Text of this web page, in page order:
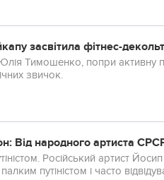
засвітила фітнес-
Тимошенко, попри активну
звичок.
Від народного артиста
Російський артист
путіністом і часто